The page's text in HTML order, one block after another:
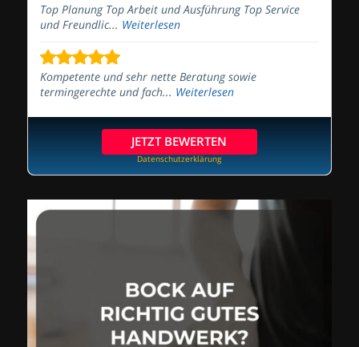
Top Planung Top Arbeit und Ausführung Top Service
und Freundlic... Weiterlesen
Kompetente und sehr nette Beratung sowie
termingerechte und fach... Weiterlesen
JETZT BEWERTEN
Datenschutzerklärung